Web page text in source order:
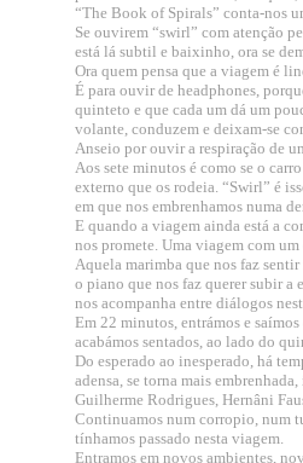
“The Book of Spirals” conta-nos
Se ouvirem “swirl” com atenção
está lá subtil e baixinho, ora se
Ora quem pensa que a viagem é
É para ouvir de headphones,
quinteto e que cada um dá um
volante, conduzem e deixam-se
Anseio por ouvir a respiração de
Aos sete minutos é como se o
externo que os rodeia. “Swirl” é
em que nos embrenhamos numa
E quando a viagem ainda está a
nos promete. Uma viagem com
Aquela marimba que nos faz
o piano que nos faz querer subir
nos acompanha entre diálogos
Em 22 minutos, entrámos e
acabámos sentados, ao lado do
Do esperado ao inesperado, há
adensa, se torna mais
Guilherme Rodrigues, Hernâni
Continuamos num corropio, num
tínhamos passado nesta viagem.
Entramos em novos ambientes,